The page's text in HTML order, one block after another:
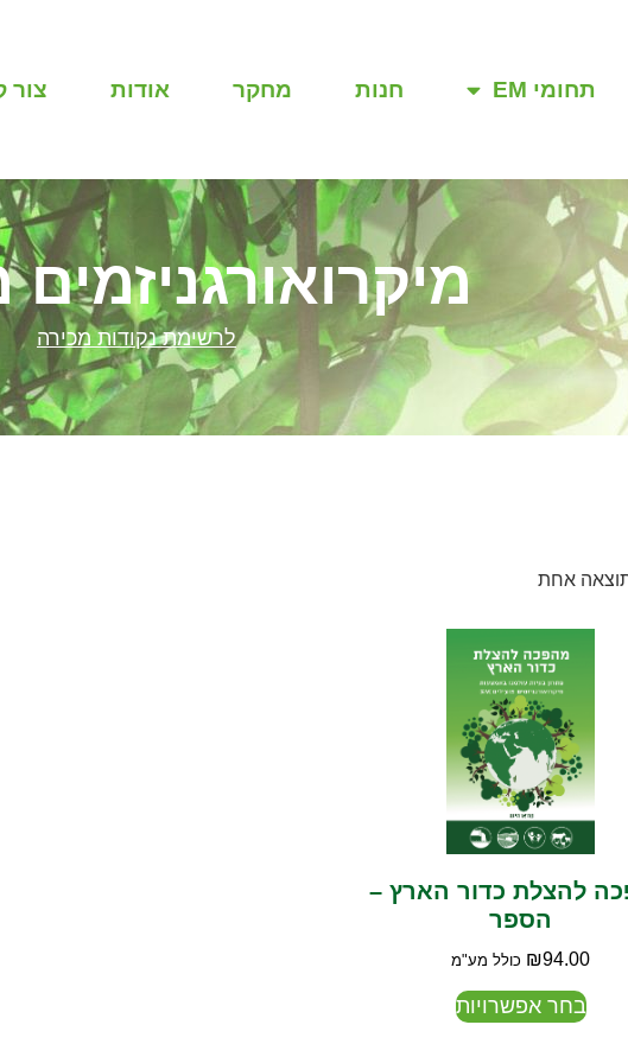
תחומי EM חנות מחקר אודות צור
מיקרואורגניזמים
לרשימת נקודות מכירה
אחת
להצלת כדור הארץ –
הספר
₪94.00 כולל מע"מ
בחר אפשרויות